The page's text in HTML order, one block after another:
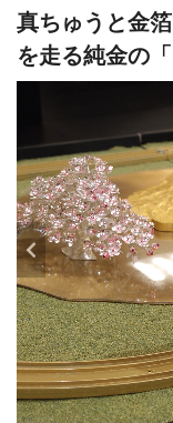
真ちゅうと金
を走る純金の